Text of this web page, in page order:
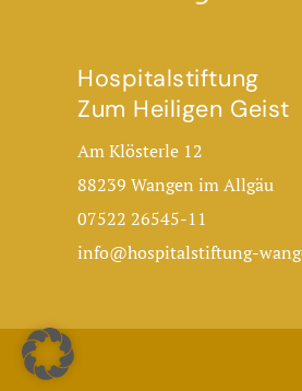
Hospitalstiftung
Zum Heiligen Geist
Am Klösterle 12
88239 Wangen im Allgäu
07522 26545-11
info@hospitalstiftung-